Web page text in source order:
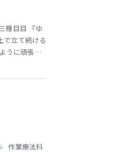
種目目 『ゆ
で立て続ける
うに頑張り
作業療法科